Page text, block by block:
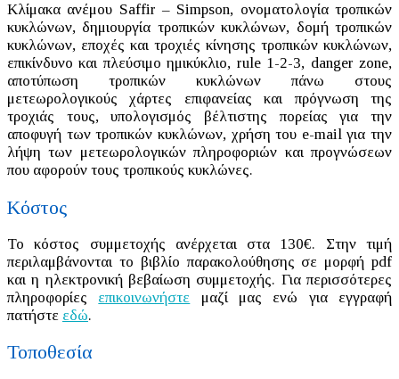
Κλίμακα ανέμου Saffir – Simpson, ονοματολογία τροπικών
κυκλώνων, δημιουργία τροπικών κυκλώνων, δομή τροπικών
κυκλώνων, εποχές και τροχιές κίνησης τροπικών κυκλώνων,
επικίνδυνο και πλεύσιμο ημικύκλιο, rule 1-2-3, danger zone,
αποτύπωση τροπικών κυκλώνων πάνω στους
μετεωρολογικούς χάρτες επιφανείας και πρόγνωση της
τροχιάς τους, υπολογισμός βέλτιστης πορείας για την
αποφυγή των τροπικών κυκλώνων, χρήση του e-mail για την
λήψη των μετεωρολογικών πληροφοριών και προγνώσεων
που αφορούν τους τροπικούς κυκλώνες.
Κόστος
Το κόστος συμμετοχής ανέρχεται στα 130€. Στην τιμή
περιλαμβάνονται το βιβλίο παρακολούθησης σε μορφή pdf
και η ηλεκτρονική βεβαίωση συμμετοχής. Για περισσότερες
πληροφορίες επικοινωνήστε μαζί μας ενώ για εγγραφή
πατήστε εδώ.
Τοποθεσία